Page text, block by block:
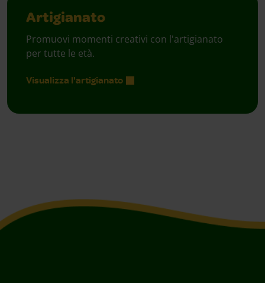
Artigianato
Promuovi momenti creativi con l'artigianato
per tutte le età.
Visualizza l'artigianato